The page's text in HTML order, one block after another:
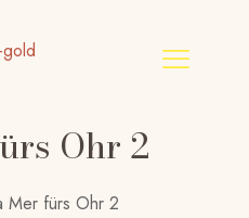
Ohr 2
Mer fürs Ohr 2